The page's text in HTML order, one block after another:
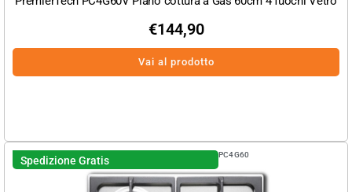
€144,90
Vai al prodotto
Spedizione Gratis PC4G60